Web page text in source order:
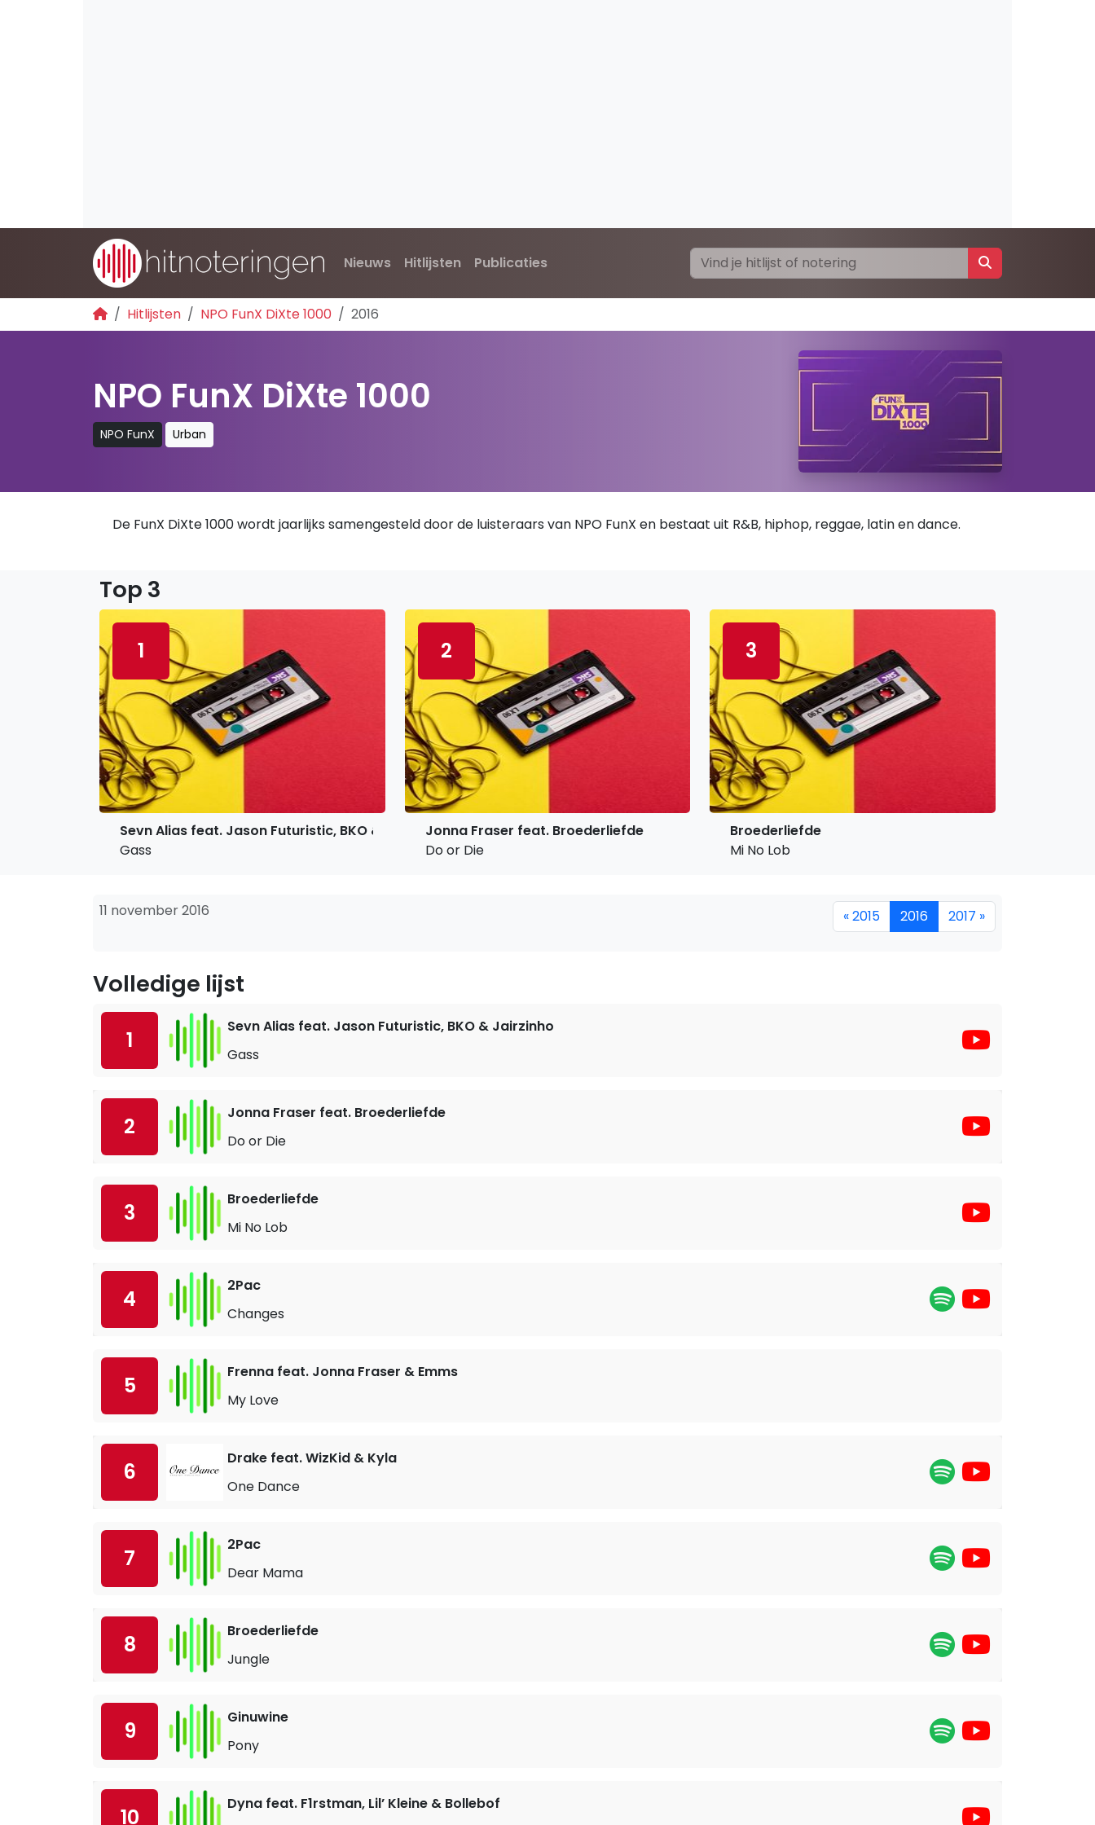
Nieuws Hitlijsten Publicaties
Hitlijsten NPO FunX DiXte 1000 2016
NPO FunX DiXte 1000
NPO FunX Urban
De FunX DiXte 1000 wordt jaarlijks samengesteld door de luisteraars van NPO FunX en bestaat uit R&B, hiphop, reggae, latin en dance.
Top 3
1
Sevn Alias feat. Jason Futuristic, BKO & Jairzinho
Gass
2
Jonna Fraser feat. Broederliefde
Do or Die
3
Broederliefde
Mi No Lob
11 november 2016 « 2015 2016 2017 »
Volledige lijst
1
Sevn Alias feat. Jason Futuristic, BKO & Jairzinho
Gass
2
Jonna Fraser feat. Broederliefde
Do or Die
3
Broederliefde
Mi No Lob
4
2Pac
Changes
5
Frenna feat. Jonna Fraser & Emms
My Love
6
Drake feat. WizKid & Kyla
One Dance
7
2Pac
Dear Mama
8
Broederliefde
Jungle
9
Ginuwine
Pony
10
Dyna feat. F1rstman, Lil’ Kleine & Bollebof